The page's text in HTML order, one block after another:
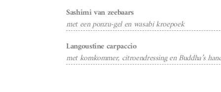
Sashimi van zeebaars
met een ponzu-gel en wasabi kroepoek
Langoustine carpaccio
met komkommer, citroendressing en Buddha’s